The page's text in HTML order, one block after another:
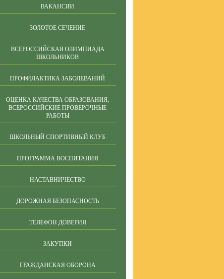
ВАКАНСИИ
ЗОЛОТОЕ СЕЧЕНИЕ
ВСЕРОССИЙСКАЯ ОЛИМПИАДА
ШКОЛЬНИКОВ
ПРОФИЛАКТИКА ЗАБОЛЕВАНИЙ
ОЦЕНКА КАЧЕСТВА ОБРАЗОВАНИЯ,
ВСЕРОССИЙСКИЕ ПРОВЕРОЧНЫЕ
РАБОТЫ
ШКОЛЬНЫЙ СПОРТИВНЫЙ КЛУБ
ПРОГРАММА ВОСПИТАНИЯ
НАСТАВНИЧЕСТВО
ДОРОЖНАЯ БЕЗОПАСНОСТЬ
ТЕЛЕФОН ДОВЕРИЯ
ЗАКУПКИ
ГРАЖДАНСКАЯ ОБОРОНА